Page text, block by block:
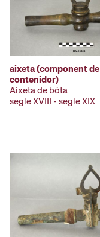
aixeta (component de
contenidor)
Aixeta de bóta
segle XVIII - segle XIX